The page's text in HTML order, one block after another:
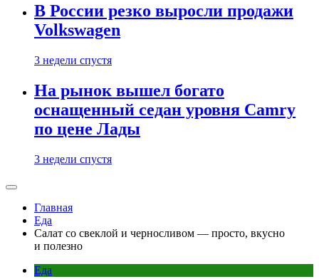
В России резко выросли продажи
Volkswagen
3 недели спустя
На рынок вышел богато
оснащенный седан уровня Camry
по цене Лады
3 недели спустя
Главная
Еда
Салат со свеклой и черносливом — просто, вкусно
и полезно
Еда